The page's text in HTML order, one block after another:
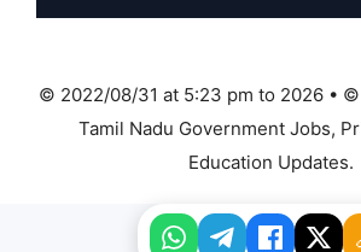
© 2022/08/31 at 5:23 pm to 2026 •
Tamil Nadu Government Jobs,
Education Updates.